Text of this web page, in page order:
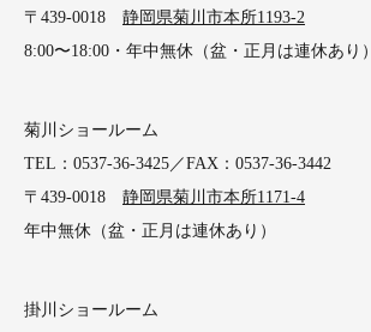
〒439-0018 静岡県菊川市本所1193-2
8:00〜18:00・年中無休（盆・正月は連休あり）
菊川ショールーム
TEL：0537-36-3425／FAX：0537-36-3442
〒439-0018 静岡県菊川市本所1171-4
年中無休（盆・正月は連休あり）
掛川ショールーム